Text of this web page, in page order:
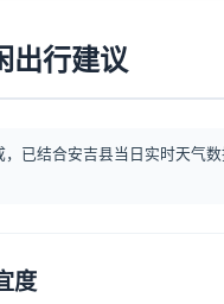
出行建议
已结合安吉县当日实时天气
度